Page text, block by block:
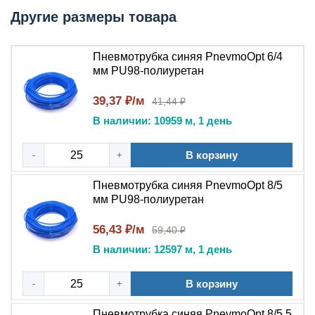
индустриальной пневматики.
Технические характеристики
Материал:полиуретан (PU).
Цвет:синий.
Наружный диаметр:уточняется в зависимости
от исполнения.
от исполнения.
Рабочее давление:уточняется в зависимости от
исполнения.
Температура эксплуатации:уточняется в
зависимости от исполнения.
Минимальный радиус изгиба:
зависимости от исполнения.
Рабочая среда:сжатый воздух, инертные газы.
Форма поставки:
Другие размеры товара
Пневмотрубка синяя PnevmoOpt 6/4
мм PU98-полиуретан
39,37 ₽/м 41,44 ₽
В наличии: 10959 м, 1 день
- + В корзину
Пневмотрубка синяя PnevmoOpt 8/5
мм PU98-полиуретан
56,43 ₽/м 59,40 ₽
В наличии: 12597 м, 1 день
- + В корзину